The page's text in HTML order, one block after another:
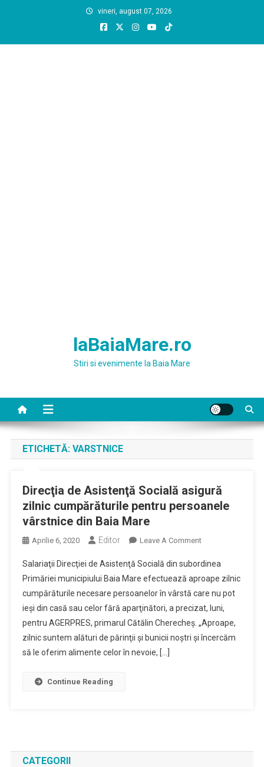
vineri, august 07, 2026
laBaiaMare.ro
Stiri si evenimente la Baia Mare
ETICHETĂ: VARSTNICE
Direcţia de Asistenţă Socială asigură
zilnic cumpărăturile pentru persoanele
vârstnice din Baia Mare
Aprilie 6, 2020 Editor Leave A CommentOn
De
Asistenţă
Socială
Asigură
Zilnic
Cumpărăturile
Salariaţii Direcţiei de Asistenţă Socială din subordinea
Primăriei municipiului Baia Mare efectuează aproape zilnic
cumpărăturile necesare persoanelor în vârstă care nu pot
ieşi din casă sau celor fără aparţinători, a precizat, luni,
pentru AGERPRES, primarul Cătălin Cherecheş. „Aproape,
zilnic suntem alături de părinţii şi bunicii noştri şi încercăm
să le oferim alimente celor în nevoie, […]
Continue Reading
CATEGORII